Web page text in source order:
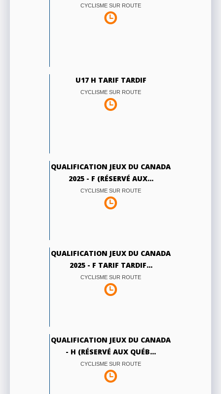
CYCLISME SUR ROUTE
U17 H TARIF TARDIF
CYCLISME SUR ROUTE
QUALIFICATION JEUX DU CANADA
2025 - F (RÉSERVÉ AUX...
CYCLISME SUR ROUTE
QUALIFICATION JEUX DU CANADA
2025 - F TARIF TARDIF...
CYCLISME SUR ROUTE
QUALIFICATION JEUX DU CANADA
- H (RÉSERVÉ AUX QUÉB...
CYCLISME SUR ROUTE